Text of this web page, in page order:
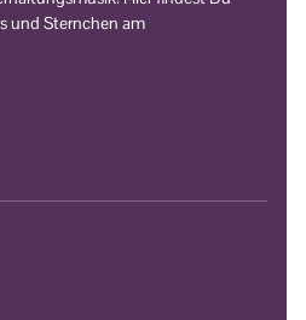
und Sternchen am